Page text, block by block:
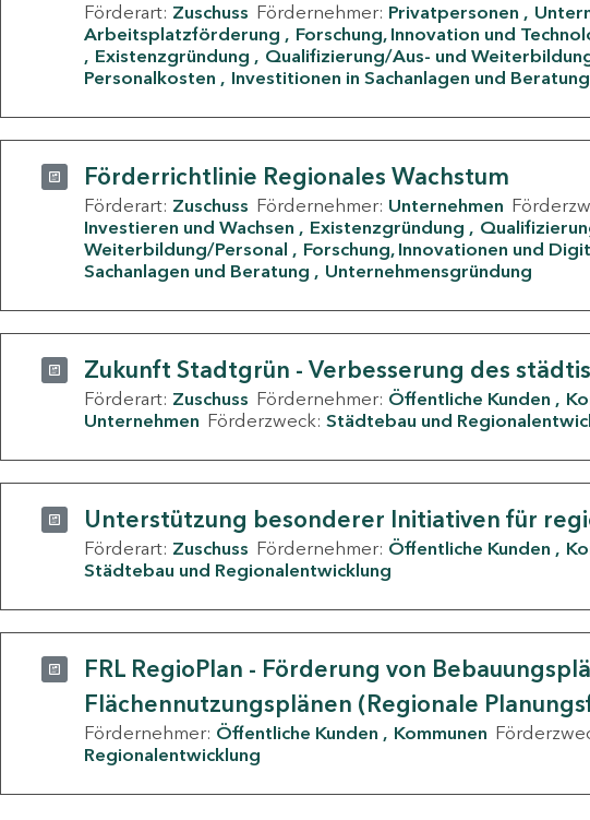
Förderart: Zuschuss Fördernehmer: Privatpersonen
Arbeitsplatzförderung
Forschung, Innovation und
Existenzgründung
Qualifizierung/Aus- und
Personalkosten
Investitionen in Sachanlagen und Beratung
Förderrichtlinie Regionales Wachstum
Förderart: Zuschuss Fördernehmer: Unternehmen
Investieren und Wachsen
Existenzgründung
Weiterbildung/Personal
Forschung, Innovationen und
Sachanlagen und Beratung
Unternehmensgründung
Zukunft Stadtgrün - Verbesserung des
Förderart: Zuschuss Fördernehmer: Öffentliche Kunden
Unternehmen Förderzweck: Städtebau und
Unterstützung besonderer Initiativen für
Förderart: Zuschuss Fördernehmer: Öffentliche Kunden
Städtebau und Regionalentwicklung
FRL RegioPlan - Förderung von
Flächennutzungsplänen (Regionale
Fördernehmer: Öffentliche Kunden Kommunen
Regionalentwicklung